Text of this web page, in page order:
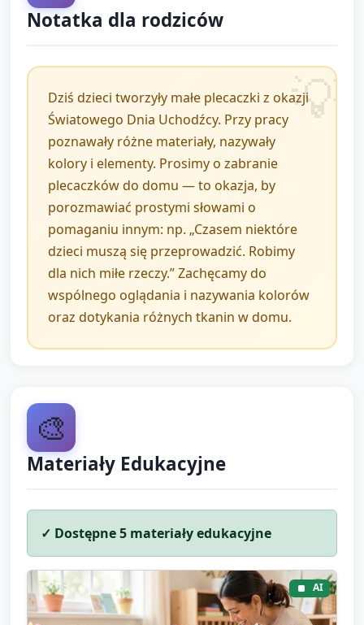
Krótkie podsumowanie słowne: powtórzenie kilku
miękki/twardy). Zachęć dzieci do powtórzenia
pojedynczych słów lub wskazania kolorów.
Zakończenie piosenką lub klaśnięciem na
pożegnanie: prosty refren typu "Do widzenia,
plecaczki nasze, do widzenia!". Daj dzieciom
plecaczki do zabrania do domu.
Wskazówki dla opiekuna (krótkie): pracuj w małych
grupach, mów powoli i prosto, nazywaj gesty i materiały.
Pomagaj w przyklejaniu i zachęcaj dziecko do dotyku i
wybierania.
Notatka dla rodziców
Dziś dzieci tworzyły małe plecaczki z okazji
Światowego Dnia Uchodźcy. Przy pracy
poznawały różne materiały, nazywały
kolory i elementy. Prosimy o zabranie
plecaczków do domu — to okazja, by
porozmawiać prostymi słowami o
pomaganiu innym: np. „Czasem niektóre
dzieci muszą się przeprowadzić. Robimy
dla nich miłe rzeczy.” Zachęcamy do
wspólnego oglądania i nazywania kolorów
oraz dotykania różnych tkanin w domu.
🎨
Materiały Edukacyjne
✓ Dostępne5 materiały edukacyjne
AI